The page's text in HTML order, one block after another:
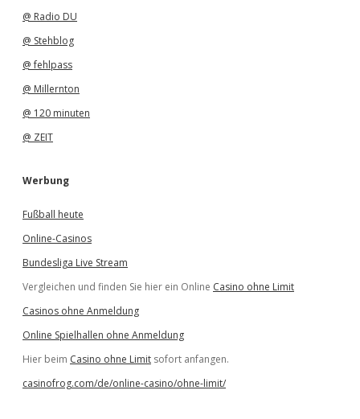
@ Radio DU
@ Stehblog
@ fehlpass
@ Millernton
@ 120 minuten
@ ZEIT
Werbung
Fußball heute
Online-Casinos
Bundesliga Live Stream
Vergleichen und finden Sie hier ein Online Casino ohne Limit
Casinos ohne Anmeldung
Online Spielhallen ohne Anmeldung
Hier beim Casino ohne Limit sofort anfangen.
casinofrog.com/de/online-casino/ohne-limit/